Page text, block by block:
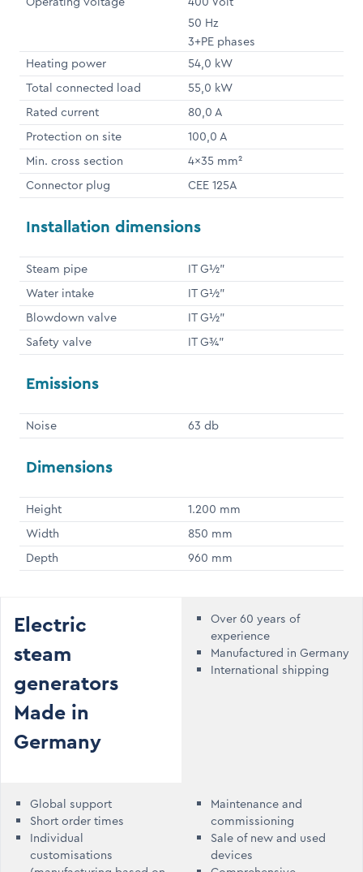
50 Hz
3+PE phases
Heating power
54,0 kW
Total connected load
55,0 kW
Rated current
80,0 A
Protection on site
100,0 A
Min. cross section
4x35 mm²
Connector plug
CEE 125A
Installation dimensions
Steam pipe
IT G½"
Water intake
IT G½"
Blowdown valve
IT G½"
Safety valve
IT G¾"
Emissions
Noise 63 db
Dimensions
Height
1.200 mm
Width
850 mm
Depth
960 mm
Electric
steam
generators
Made in
Germany
Over 60 years of
experience
Manufactured in Germany
International shipping
Global support
Short order times
Individual
customisations
Maintenance and
commissioning
Sale of new and used
devices